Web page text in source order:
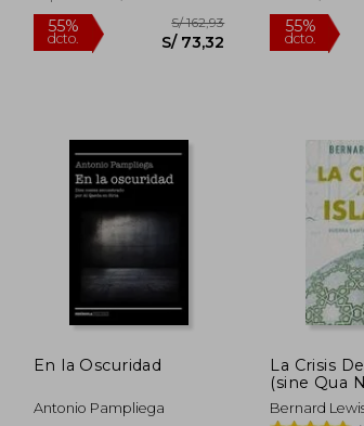
S/ 266,77 55% S/ 162,93
En la Oscuridad
Antonio Pampliega
La Crisis
(sine Qua
(spanish
Bernard